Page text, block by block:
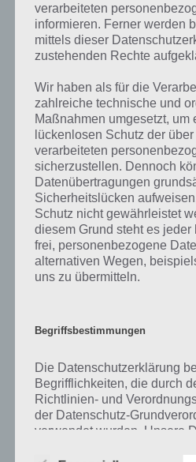
Kurze
Stadt ist die Lösung für das tägliche
gibt es dazu zu wissen? Passt das
Weltgeschichte? Zu bestimmten
auch immer eine kurze
Zu Stadt haben wir zunächst keine
Auf WhatsApp teilen
Tweet auf Twitter
verarbeiteten
informieren. Ferner werden
mittels dieser
zustehenden Rechte
Wir haben als für die
zahlreiche technische und
Maßnahmen umgesetzt, um
lückenlosen Schutz der
verarbeiteten
sicherzustellen. Dennoch
Datenübertragungen
Sicherheitslücken
Schutz nicht gewährleistet
diesem Grund steht es jeder
frei, personenbezogene
alternativen Wegen,
uns zu übermitteln.
Begriffsbestimmungen
Die Datenschutzerklärung
Begrifflichkeiten, die durch
Richtlinien- und
der Datenschutz-
verwendet wurden. Unsere